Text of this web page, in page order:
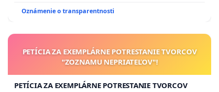
Oznámenie o transparentnosti
PETÍCIA ZA EXEMPLÁRNE POTRESTANIE TVORCOV
"ZOZNAMU NEPRIATEĽOV"!
PETÍCIA ZA EXEMPLÁRNE POTRESTANIE TVORCOV